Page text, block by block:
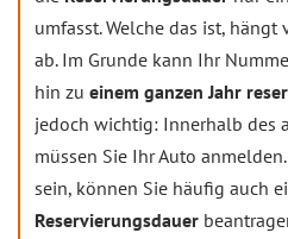
umfasst. Welche das ist,
ab. Im Grunde kann Ihr
hin zu einem ganzen Jahr
jedoch wichtig: Innerhalb des
müssen Sie Ihr Auto
sein, können Sie häufig auch
Reservierungsdauer